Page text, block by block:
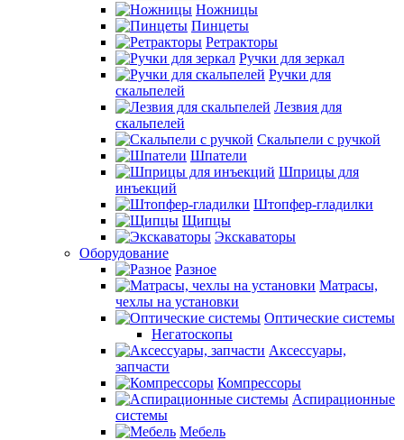
Ножницы
Пинцеты
Ретракторы
Ручки для зеркал
Ручки для
скальпелей
Лезвия для
скальпелей
Скальпели с ручкой
Шпатели
Шприцы для
инъекций
Штопфер-гладилки
Щипцы
Экскаваторы
Оборудование
Разное
Матрасы,
чехлы на установки
Оптические системы
Негатоскопы
Аксессуары,
запчасти
Компрессоры
Аспирационные
системы
Мебель